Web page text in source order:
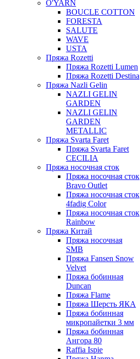
O'YARN
BOUCLE COTTON
FORESTA
SALUTE
WAVE
USTA
Пряжа Rozetti
Пряжа Rozetti Lumen
Пряжа Rozetti Destina
Пряжа Nazli Gelin
NAZLI GELIN
GARDEN
NAZLI GELIN
GARDEN
METALLIC
Пряжа Svarta Faret
Пряжа Svarta Faret
CECILIA
Пряжа носочная сток
Пряжа носочная сток
Bravo Outlet
Пряжа носочная сток
4fadig Color
Пряжа носочная сток
Rainbow
Пряжа Китай
Пряжа носочная
SMB
Пряжа Fansen Snow
Velvet
Пряжа бобинная
Duncan
Пряжа Flame
Пряжа Шерсть ЯКА
Пряжа бобинная
микропайетки 3 мм
Пряжа бобинная
Ангора 80
Raffia Ispie